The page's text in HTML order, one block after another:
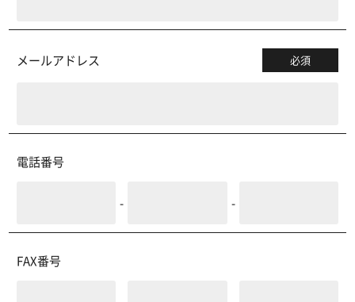
メールアドレス 必須
電話番号
- -
FAX番号